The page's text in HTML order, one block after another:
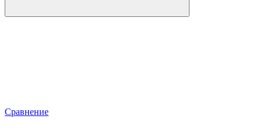
Сравнение